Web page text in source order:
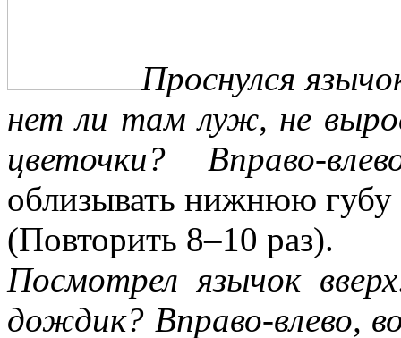
Проснулся
нет ли там луж, не
цветочки? Вправо-
облизывать нижнюю
(Повторить 8–10 раз).
Посмотрел язычок
дождик? Вправо-влево,